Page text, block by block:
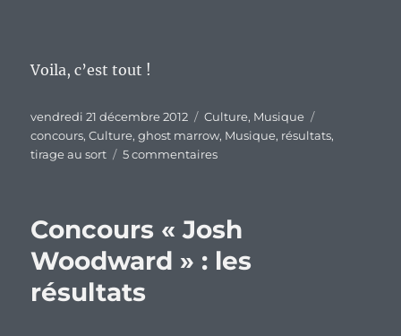
Voila, c’est tout !
Publié
le
vendredi 21 décembre 2012 Catégories
Culture, Musique
concours,Culture,ghost marrow, Musique, résultats,
tirage au sort
5 commentairessur
:
les
réponses
Concours « Josh
Woodward » : les
résultats